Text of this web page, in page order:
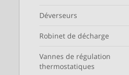
Déverseurs
Robinet de décharge
Vannes de régulation
thermostatiques